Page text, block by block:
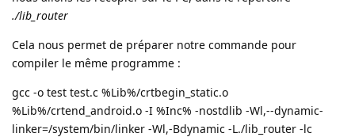
./lib_router
Cela nous permet de préparer notre commande pour
compiler le même programme :
gcc -o test test.c %Lib%/crtbegin_static.o
%Lib%/crtend_android.o -I %Inc% -nostdlib -Wl,--dynamic-
linker=/system/bin/linker -Wl,-Bdynamic -L./lib_router -lc